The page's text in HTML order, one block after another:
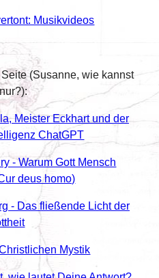
Musikvideos
(Susanne, wie kannst
Meister Eckhart und der
ChatGPT
- Warum Gott Mensch
deus homo)
- Das fließende Licht der
Mystik